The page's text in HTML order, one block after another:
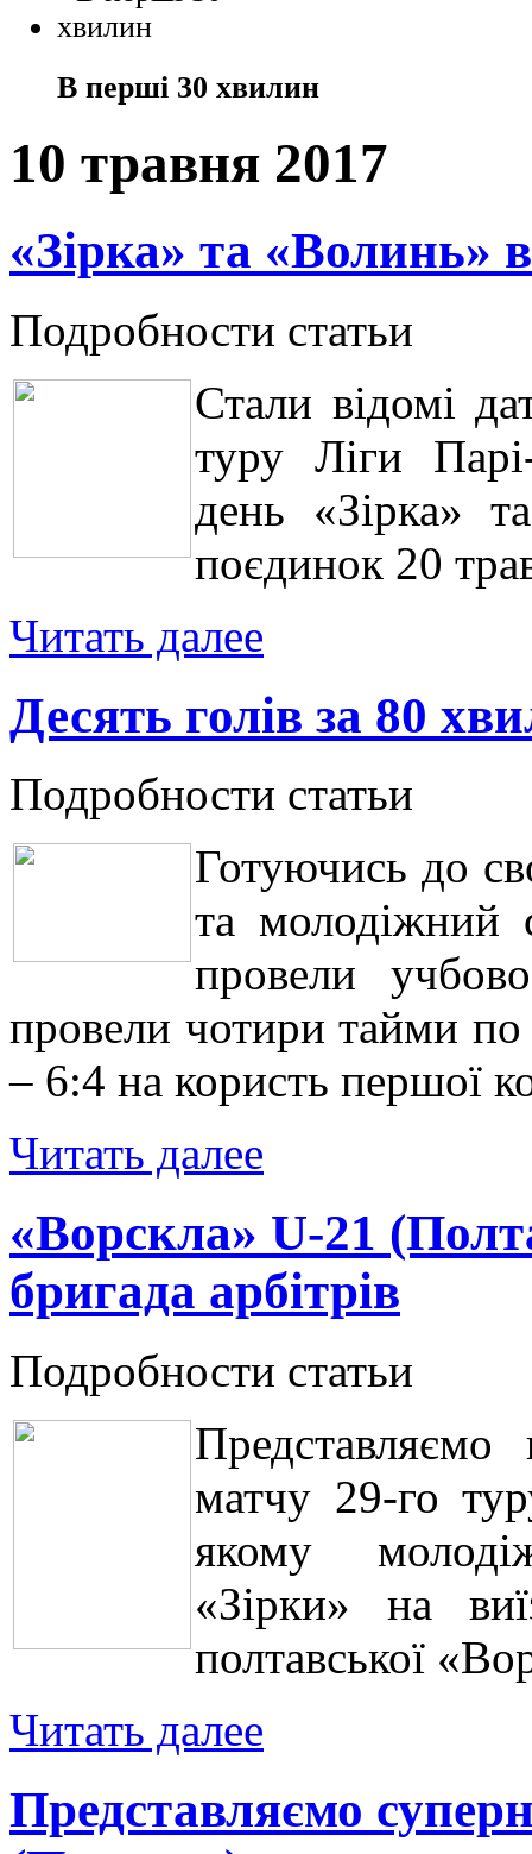
В перші 30 хвилин
10 травня 2017
«Зірка» та «Волинь»
Подробности статьи
Стали відомі
туру Ліги
день «Зірка»
поєдинок 20
Читать далее
Десять голів за 80
Подробности статьи
Готуючись до
та молодіжний
провели
провели чотири тайми
– 6:4 на користь першої
Читать далее
«Ворскла» U-21
бригада арбітрів
Подробности статьи
Представляємо
матчу 29-го
якому
«Зірки» на
полтавської
Читать далее
Представляємо